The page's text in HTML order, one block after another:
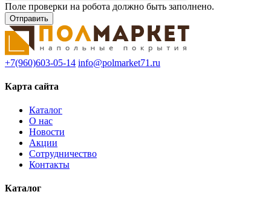
Поле проверки на робота должно быть заполнено.
+7(960)603-05-14 info@polmarket71.ru
Карта сайта
Каталог
О нас
Новости
Акции
Сотрудничество
Контакты
Каталог